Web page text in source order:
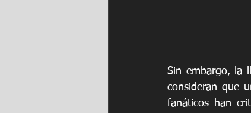
Sin embargo, la
consideran que
fanáticos han